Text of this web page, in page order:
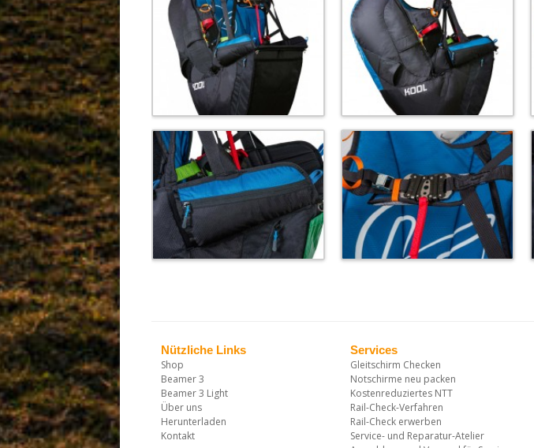
Nützliche Links
Shop
Beamer 3
Beamer 3 Light
Über uns
Herunterladen
Kontakt
Services
Gleitschirm Checken
Notschirme neu packen
Kostenreduziertes NTT
Rail-Check-Verfahren
Rail-Check erwerben
Service- und Reparatur-Atelier